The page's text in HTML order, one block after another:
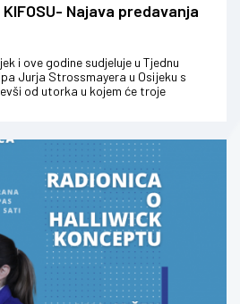
Najava predavanja
i ove godine sudjeluje u Tjednu
Jurja Strossmayera u Osijeku s
od utorka u kojem će troje